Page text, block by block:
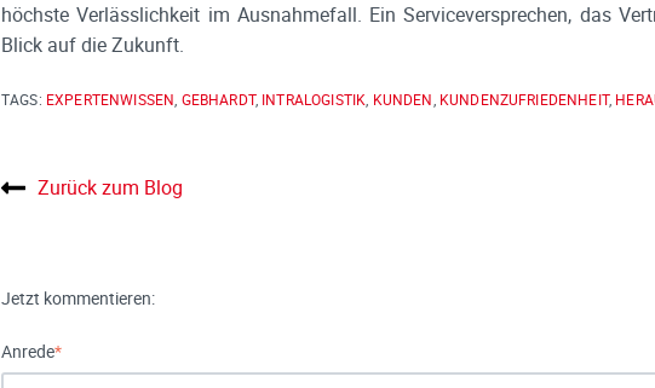
höchste Verlässlichkeit im Ausnahmefall. Ein Serviceversprechen, das
Blick auf die Zukunft.
TAGS: EXPERTENWISSEN GEBHARDT, INTRALOGISTIK KUNDEN KUNDENZUFRIEDENHEIT,
Zurück zum Blog
Jetzt kommentieren:
Anrede*